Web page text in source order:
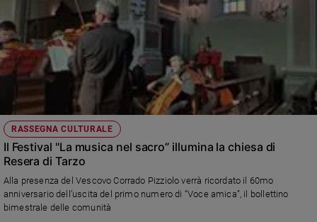
RASSEGNA CULTURALE
Il Festival "La musica nel sacro” illumina la chiesa di
Resera di Tarzo
Alla presenza del Vescovo Corrado Pizziolo verrà ricordato il 60mo
anniversario dell’uscita del primo numero di “Voce amica”, il bollettino
bimestrale delle comunità